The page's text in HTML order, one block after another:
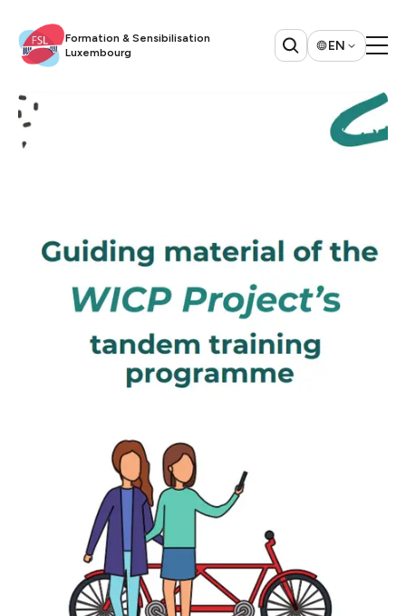
Formation & Sensibilisation
Luxembourg​​​​‌ ‍ ​‍​‍‌‍ ‌ ​‍‌‍‍‌‌‍‌ ‌‍‍‌‌‍ ‍​‍​‍​ ‍‍​‍​‍‌ ​ ‌‍​‌‌‍ ‍‌‍‍‌‌ ‌​‌ ‍‌​‍ ‍‌‍‍‌‌‍ ​‍​‍​‍ ​​‍​‍‌‍‍​‌ ​‍‌‍‌‌‌‍‌‍​‍​‍​ ‍‍​‍​‍​‍ ‌ ​ ‌ ‌​‌ ‌‌‌‍‌​‌‍‍‌‌‍ ​‍ ‌‍‍‌‌‍ ‍‌ ‌​‌‍‌‌‌‍ ‍‌ ‌​​‍ ‌‍‌‌‌‍‌​‌‍‍‌‌ ‌​​‍ ‌‍ ‌‌‍ ‌‍‌​‌‍‌‌​ ‌‌ ​​‌ ​‍‌‍‌‌‌ ​ ‌‍‌‌‌‍ ‍‌ ‌​‌‍​‌‌ ‌​‌‍‍‌‌‍ ‌‍ ‍​ ‍ ‌‍‍‌‌‍‌​​ ‌‌ ​ ‌‍‍‌‌ ‌​‌‍‌‌‌‌​ ‌‍‌‌‌ ‌​‌ ‌​‌‍‍‌‌‍ ‍‌‍‌ ‌ ​ ​ ‍ ‌ ‌​‌ ‍‌‌ ​​‌‍‌‌​ ‌‌ ​ ‌‍‍‌‌ ‌​‌‍‌‌‌‌​ ‌‍‌‌‌ ‌​‌ ‌​‌‍‍‌‌‍ ‍‌‍‌ ‌ ​ ​ ‍ ‌ ​​‌‍​‌‌ ‌​‌‍‍​​ ‌‌‍​‍‌ ​‍‌‍​‌‌‍ ‍‌‍‌​‌‍‍‌‌‍ ‍‌‍‌ ​‍ ‍‌‍​‍‌ ​‍‌‍​‌‌‍ ‍‌‍‌​‌​ ‍‌‍​‌‌‍ ‌‌‍‌‌​ ‌‍​‍‌‍​‌‌ ​ ‌‍‌‌‌‌‌‌‌ ​‍‌‍ ​​ ‌​‍‌‌​ ​‍‌​‌‍‌ ​ ‌ ‌​‌ ‌‌‌‍‌​‌‍‍‌‌‍ ​‍‌‍‌‍‍‌‌‍‌​​ ‌‌ ​ ‌‍‍‌‌ ‌​‌‍‌‌‌‌​ ‌‍‌‌‌ ‌​‌ ‌​‌‍‍‌‌‍ ‍‌‍‌ ‌ ​ ​‍‌‍‌ ‌​‌ ‍‌‌ ​​‌‍‌‌​ ‌‌ ​ ‌‍‍‌‌ ‌​‌‍‌‌‌‌​ ‌‍‌‌‌ ‌​‌ ‌​‌‍‍‌‌‍ ‍‌‍‌ ‌ ​ ​‍‌‍‌ ​​‌‍​‌‌ ‌​‌‍‍​​ ‌‌‍​‍‌ ​‍‌‍​‌‌‍ ‍‌‍‌​‌‍‍‌‌‍ ‍‌‍‌ ​‍ ‍‌‍​‍‌ ​‍‌‍​‌‌‍ ‍‌‍‌​‌​ ‍‌‍​‌‌‍ ‌‌‍‌‌​‍‌‍‌ ​​‌‍‌‌‌ ​‍‌ ​ ‌ ​​‌‍‌‌‌‍​ ‌ ‌​‌‍‍‌‌ ‌‍‌‍‌‌​ ‌‌ ​​‌ ‌‌‌‍​‍‌‍ ​‌‍‍‌‌ ​ ‌‍‍​‌‍‌‌‌‍‌​​‍​‍‌ ‌
EN